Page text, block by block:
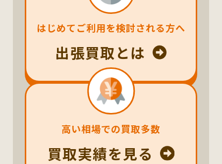
はじめてご利用を検討される方へ
出張買取とは
高い相場での買取多数
買取実績を見る